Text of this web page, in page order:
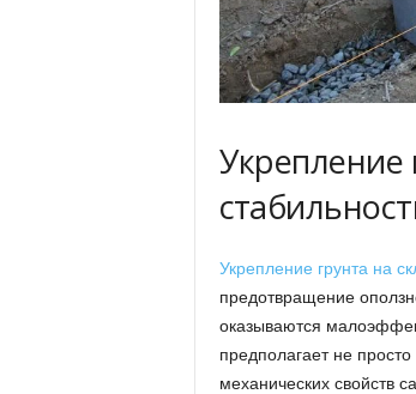
Укрепление
Укрепление грунта на
предотвращение
оказываются
предполагает не
механических свойств